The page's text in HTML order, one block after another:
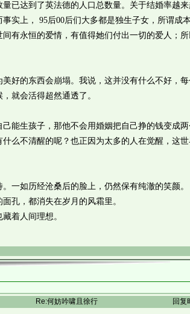
达到了英法德的人口总数量。关于结婚率越来
实上， 95后00后们大多都是独生子女，所谓成
有永恒的爱情，有值得她们付出一切的爱人；
的东西会崩塌。我说，这并没有什么不好，每
就会活得超然通透了。
生孩子，那他不会用婚姻把自己挣的钱变成两
不清醒的呢？也正因为太多的人在觉醒，这世
如历经沧桑后的脸上，仍然保有纯澈的笑颜。
，都消失在岁月的风霜里。
着人间理想。
Re:何妨吟啸且徐行 回复